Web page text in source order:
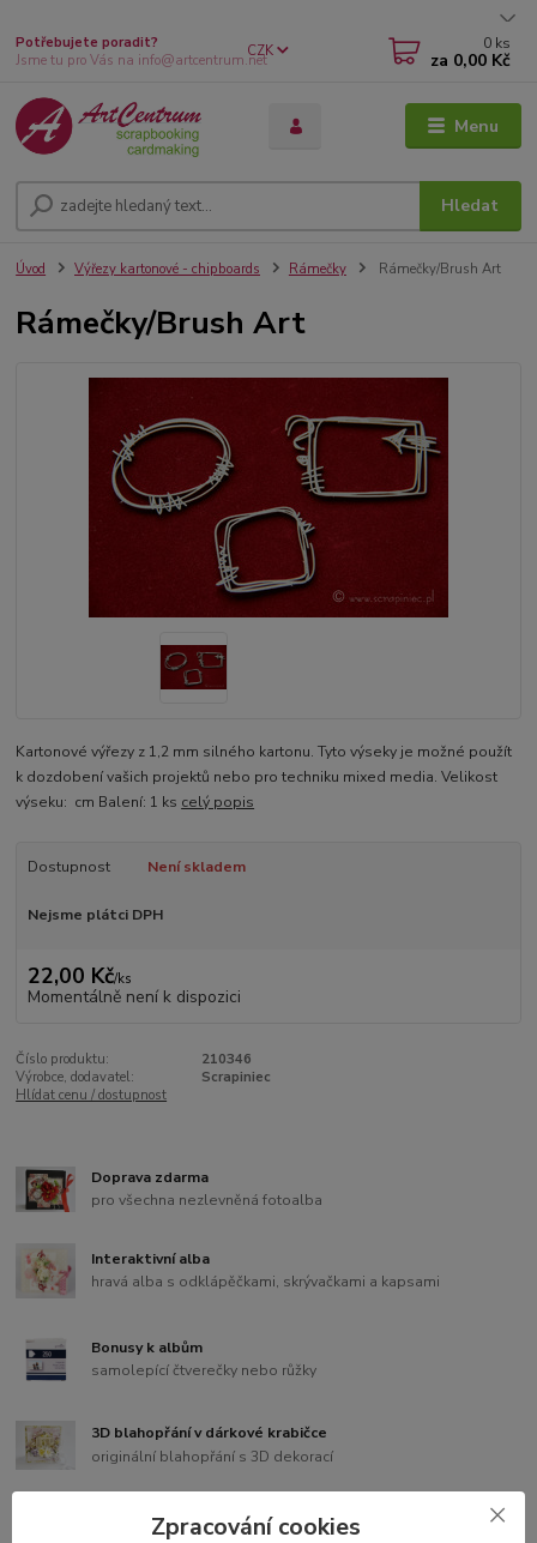
Menu
CZK
Hledat
Potřebujete poradit?
Jsme tu pro Vás na info@artcentrum.net
0 ks
za 0,00 Kč
Úvod Výřezy kartonové - chipboards Rámečky Rámečky/Brush Art
Rámečky/Brush Art
Kartonové výřezy z 1,2 mm silného kartonu. Tyto výseky je možné použít
k dozdobení vašich projektů nebo pro techniku mixed media. Velikost
výseku: cm Balení: 1 ks celý popis
Dostupnost Není skladem
Nejsme plátci DPH
22,00 Kč/ks
Momentálně není k dispozici
Číslo produktu:
210346
Výrobce, dodavatel:
Scrapiniec
Hlídat cenu / dostupnost
Doprava zdarma
pro všechna nezlevněná fotoalba
Interaktivní alba
hravá alba s odklápěčkami, skrývačkami a kapsami
Bonusy k albům
samolepící čtverečky nebo růžky
3D blahopřání v dárkové krabičce
originální blahopřání s 3D dekorací
Zpracování cookies